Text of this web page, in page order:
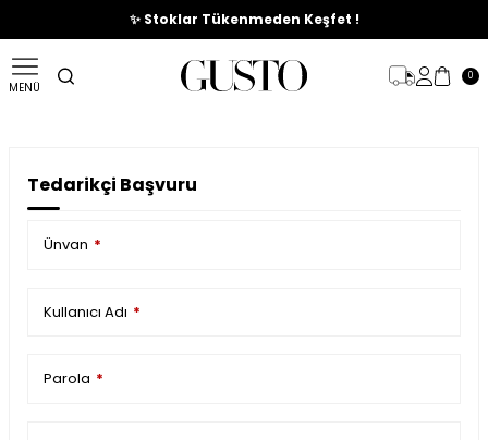
🎉%70'e Varan Büyük Yaz İndirim Başladı !
✨ Stoklar Tükenmeden Keşfet !
MENÜ
0
Tedarikçi Başvuru
Ünvan *
Kullanıcı Adı *
Parola *